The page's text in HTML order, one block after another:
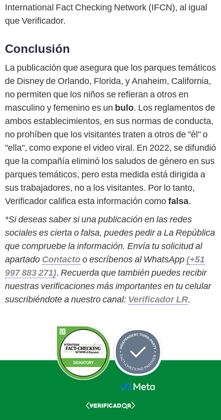
International Fact Checking Network (IFCN), al igual
que Verificador.
Conclusión
La publicación que asegura que los parques temáticos
de Disney de Orlando, Florida, y Anaheim, California,
no permiten que los niños se refieran a otros en
masculino y femenino es un bulo. Los reglamentos de
ambos establecimientos, en sus normas de conducta,
no prohíben que los visitantes traten a otros de "él" o
"ella", como expone el video viral. En 2022, se difundió
que la compañía eliminó los saludos de género en sus
parques temáticos, pero esta medida está dirigida a
sus trabajadores, no a los visitantes. Por lo tanto,
Verificador califica esta información comofalsa.
*Si deseas saber si una publicación en las redes
sociales es cierta o falsa, puedes pedir a La República
que compruebe la información. Envía tu solicitud al
apartado Contactoo escríbenos al WhatsApp(+51
997 883 271). Recuerda que también puedes recibir
nuestras verificaciones más importantes en tu celular
suscribiéndote a nuestro canal: Verificador LR.